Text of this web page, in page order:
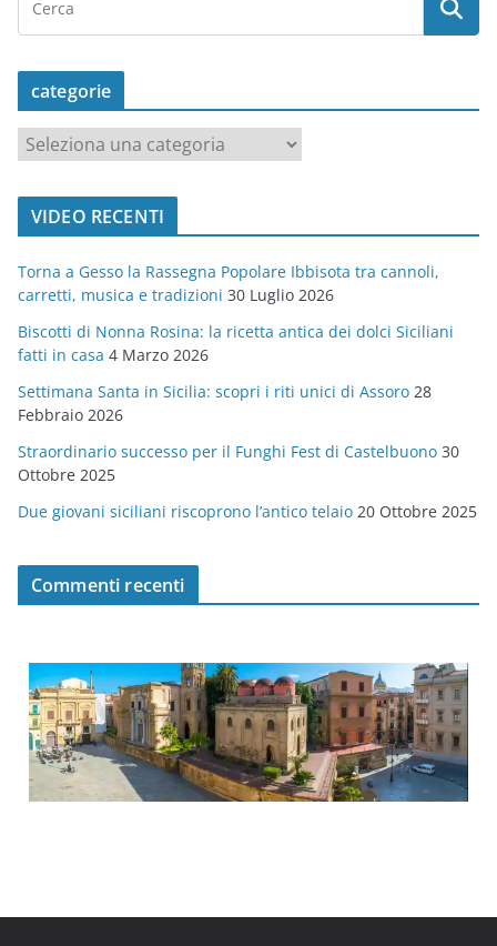
categorie
a
t
o
r
i
e
VIDEO RECENTI
Torna a Gesso la Rassegna Popolare Ibbisota tra cannoli,
carretti, musica e tradizioni 30 Luglio 2026
Biscotti di Nonna Rosina: la ricetta antica dei dolci Siciliani
fatti in casa 4 Marzo 2026
Settimana Santa in Sicilia: scopri i riti unici di Assoro 28
Febbraio 2026
Straordinario successo per il Funghi Fest di Castelbuono 30
Ottobre 2025
Due giovani siciliani riscoprono l’antico telaio 20 Ottobre 2025
Commenti recenti